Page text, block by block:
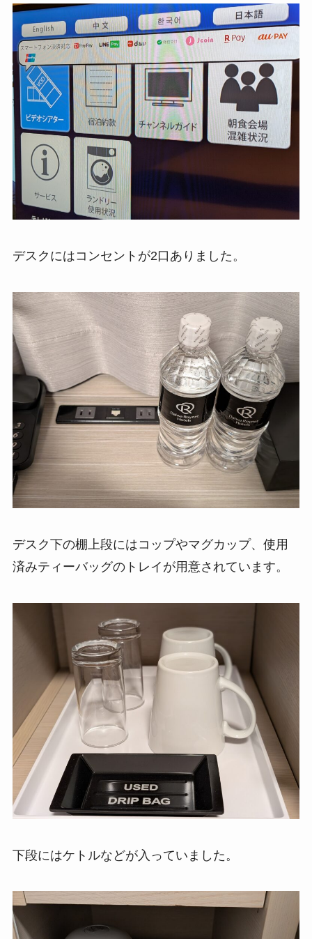
デスクにはコンセントが2口ありました。
デスク下の棚上段にはコップやマグカップ、使用
済みティーバッグのトレイが用意されています。
下段にはケトルなどが入っていました。